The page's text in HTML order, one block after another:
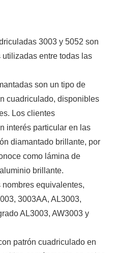
3003 y 5052 son
utilizadas entre todas las
son un tipo de
cuadriculado, disponibles
Los clientes
interés particular en las
diamantado brillante, por
como lámina de
brillante.
equivalentes,
3003AA, AL3003,
AL3003, AW3003 y
patrón cuadriculado en